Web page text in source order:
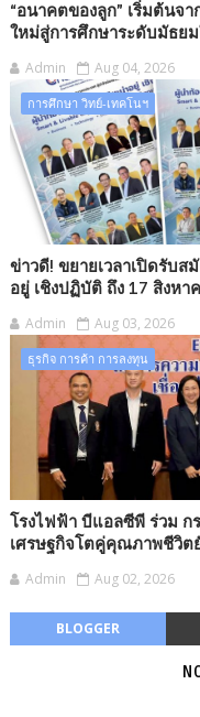
“อนาคตของลูก” เริ่มต้นจา
ใหม่สู่การศึกษาระดับมัธย
Admin Aug 04, 2026
การศึกษา วิทย์-เทคโนฯ
ข่าวดี! ขยายเวลาเปิดรับส
อยู่ เชิงปฏิบัติ ถึง 17 สิงหา
Admin Aug 03, 2026
ธุรกิจ การค้า การลงทุน​
โรงไฟฟ้า บีแอลซีพี ร่วม
เศรษฐกิจโตคู่คุณภาพชีวิต
Admin Aug 02, 2026
BLOGGER